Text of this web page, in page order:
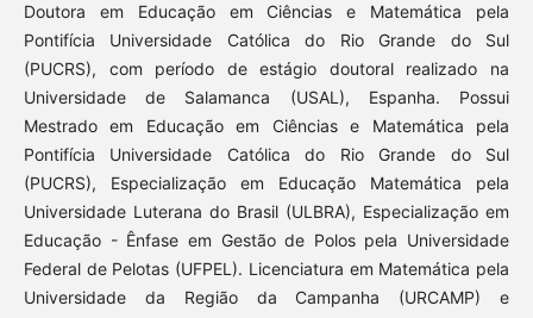
Doutora em Educação em Ciências e Matemática pela
Pontifícia Universidade Católica do Rio Grande do Sul
(PUCRS), com período de estágio doutoral realizado na
Universidade de Salamanca (USAL), Espanha. Possui
Mestrado em Educação em Ciências e Matemática pela
Pontifícia Universidade Católica do Rio Grande do Sul
(PUCRS), Especialização em Educação Matemática pela
Universidade Luterana do Brasil (ULBRA), Especialização em
Educação - Ênfase em Gestão de Polos pela Universidade
Federal de Pelotas (UFPEL). Licenciatura em Matemática pela
Universidade da Região da Campanha (URCAMP) e